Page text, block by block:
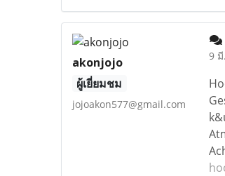
akonjojo
ผู้เยี่ยมชม
jojoakon577@gmail.com
9